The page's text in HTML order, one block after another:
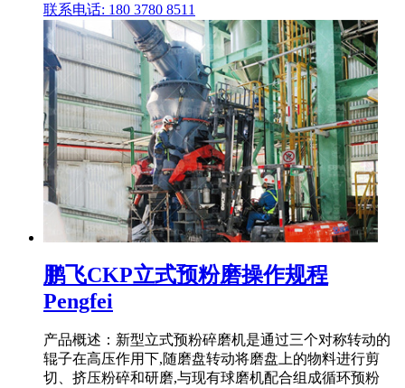
联系电话: 180 3780 8511
鹏飞CKP立式预粉磨操作规程
Pengfei
产品概述：新型立式预粉碎磨机是通过三个对称转动的
辊子在高压作用下,随磨盘转动将磨盘上的物料进行剪
切、挤压粉碎和研磨,与现有球磨机配合组成循环预粉